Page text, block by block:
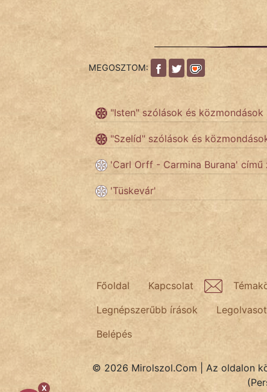
X
FILM
fantom
Láron Ádám
MEGOSZTOM:
"Isten" szólások és közmondások
"Szelíd" szólások és
'Carl Orff - Carmina Burana' című
'Tüskevár'
Főoldal Kapcsolat
Legnépszerűbb írások
Belépés
© 2026 Mirolszol.Com | Az oldalon